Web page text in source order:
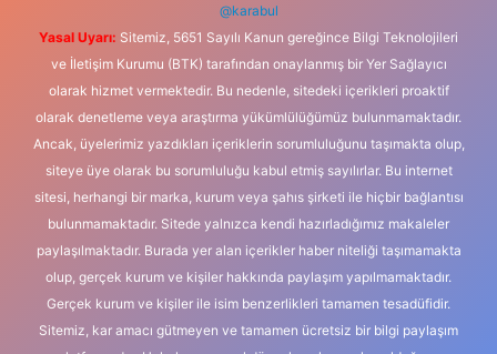
@karabul
Yasal Uyarı: Sitemiz, 5651 Sayılı Kanun gereğince Bilgi Teknolojileri
ve İletişim Kurumu (BTK) tarafından onaylanmış bir Yer Sağlayıcı
olarak hizmet vermektedir. Bu nedenle, sitedeki içerikleri proaktif
olarak denetleme veya araştırma yükümlülüğümüz bulunmamaktadır.
Ancak, üyelerimiz yazdıkları içeriklerin sorumluluğunu taşımakta olup,
siteye üye olarak bu sorumluluğu kabul etmiş sayılırlar. Bu internet
sitesi, herhangi bir marka, kurum veya şahıs şirketi ile hiçbir bağlantısı
bulunmamaktadır. Sitede yalnızca kendi hazırladığımız makaleler
paylaşılmaktadır. Burada yer alan içerikler haber niteliği taşımamakta
olup, gerçek kurum ve kişiler hakkında paylaşım yapılmamaktadır.
Gerçek kurum ve kişiler ile isim benzerlikleri tamamen tesadüfidir.
Sitemiz, kar amacı gütmeyen ve tamamen ücretsiz bir bilgi paylaşım